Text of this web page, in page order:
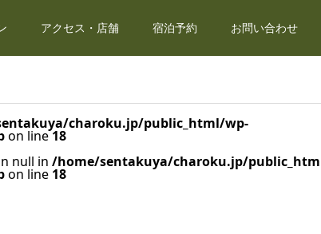
アクセス・店舗 宿泊予約 お問い合わせ
charoku.jp/public_html/wp-
on line18
null in /home/sentakuya/charoku.jp/
on line 18